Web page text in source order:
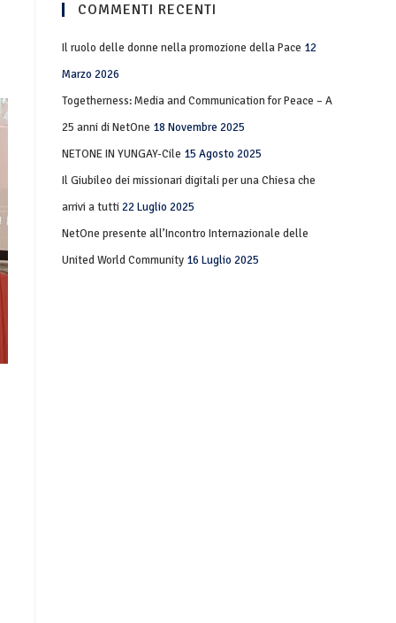
COMMENTI RECENTI
Il ruolo delle donne nella promozione della Pace 12
Marzo 2026
Togetherness: Media and Communication for Peace – A
25 anni di NetOne 18 Novembre 2025
NETONE IN YUNGAY-Cile 15 Agosto 2025
Il Giubileo dei missionari digitali per una Chiesa che
arrivi a tutti22 Luglio 2025
NetOne presente all’Incontro Internazionale delle
United World Community 16 Luglio 2025